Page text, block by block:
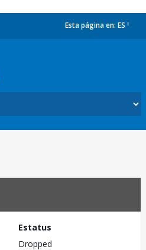
Esta página en: ES
Estatus
Dropped